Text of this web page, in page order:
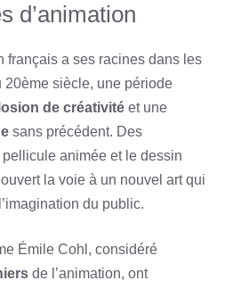
d’animation
français a ses racines dans les
20ème siècle, une période
de créativité et une
sans précédent. Des
animée et le dessin
la voie à un nouvel art qui
du public.
Émile Cohl, considéré
de l’animation, ont